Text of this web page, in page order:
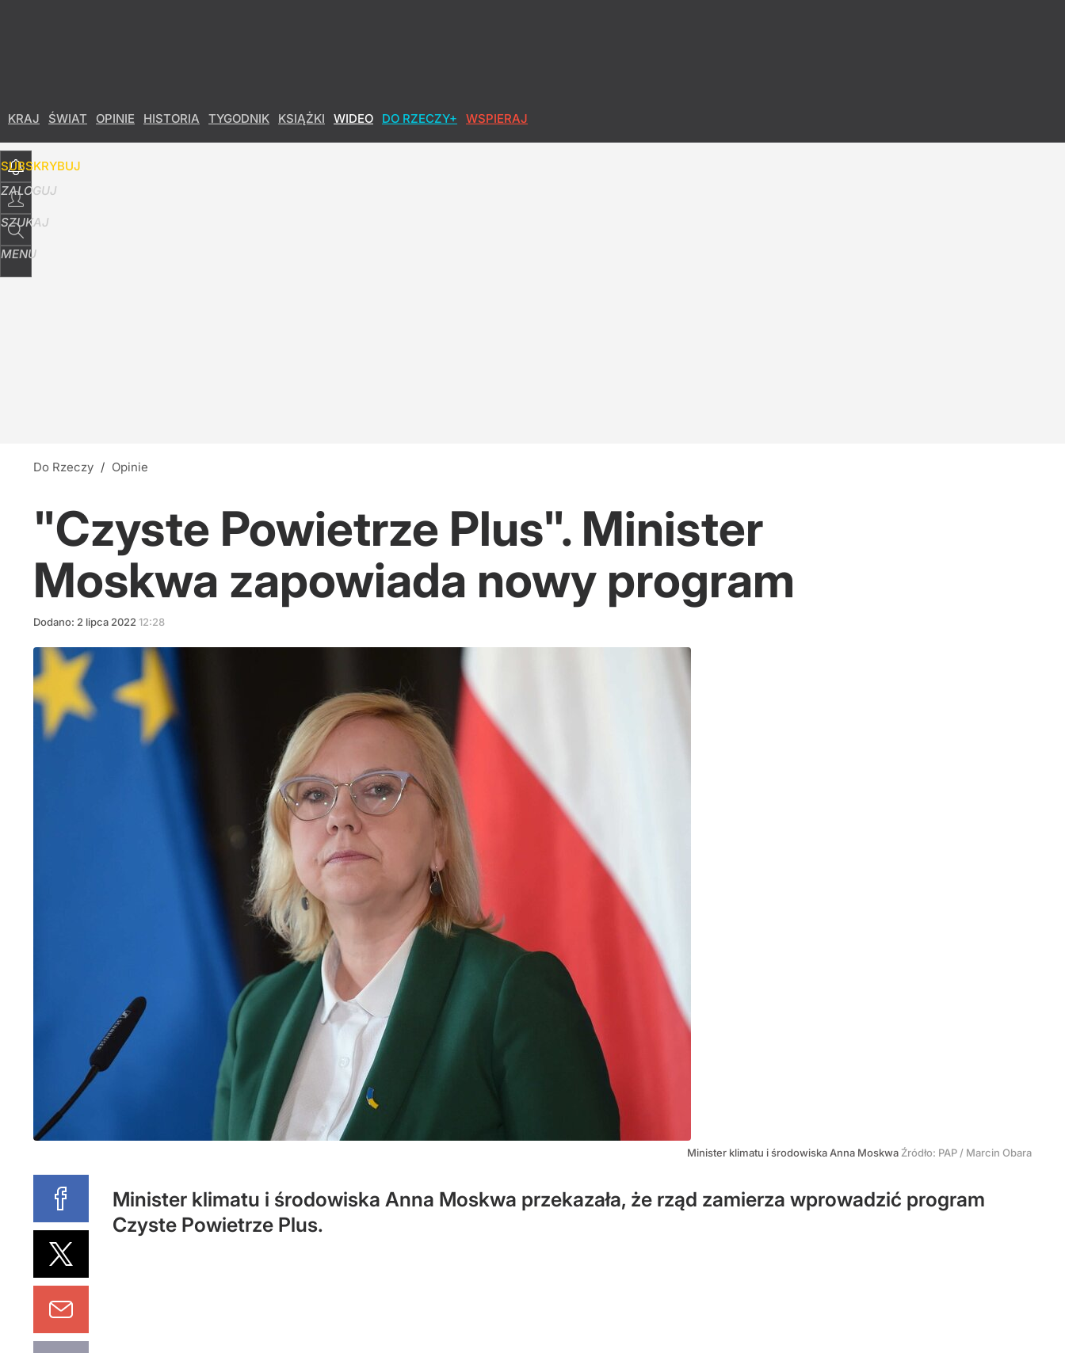
KRAJ ŚWIAT OPINIE HISTORIA TYGODNIK KSIĄŻKI WIDEO DO RZECZY+ WSPIERAJ
SUBSKRYBUJ
ZALOGUJ
SZUKAJ
MENU
Do Rzeczy / Opinie
"Czyste Powietrze Plus". Minister
Moskwa zapowiada nowy program
Dodano: 2 lipca 2022 12:28
Minister klimatu i środowiska Anna Moskwa Źródło: PAP / Marcin Obara
Minister klimatu i środowiska Anna Moskwa przekazała, że rząd zamierza wprowadzić program
Czyste Powietrze Plus.